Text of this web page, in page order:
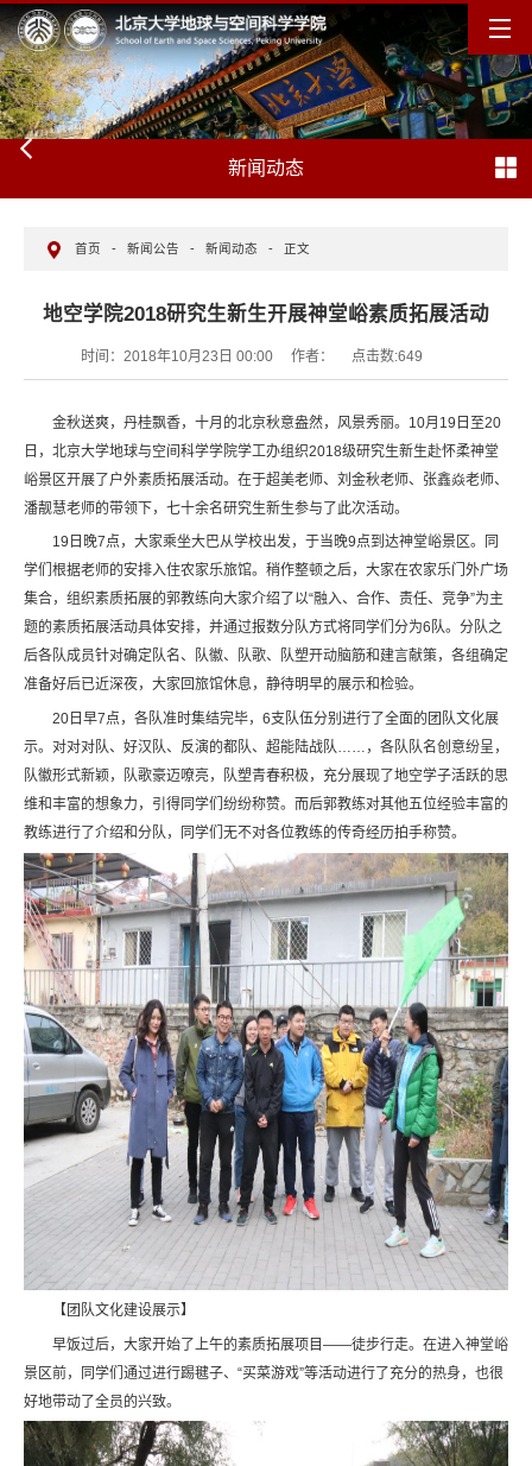
新闻动态
首页 - 新闻公告 - 新闻动态 - 正文
地空学院2018研究生新生开展神堂峪素质拓展活动
时间：2018年10月23日 00:00 作者： 点击数:649
金秋送爽，丹桂飘香，十月的北京秋意盎然，风景秀丽。10月19日至20
日，北京大学地球与空间科学学院学工办组织2018级研究生新生赴怀柔神堂
峪景区开展了户外素质拓展活动。在于超美老师、刘金秋老师、张鑫焱老师、
潘靓慧老师的带领下，七十余名研究生新生参与了此次活动。
19日晚7点，大家乘坐大巴从学校出发，于当晚9点到达神堂峪景区。同
学们根据老师的安排入住农家乐旅馆。稍作整顿之后，大家在农家乐门外广场
集合，组织素质拓展的郭教练向大家介绍了以“融入、合作、责任、竞争”为主
题的素质拓展活动具体安排，并通过报数分队方式将同学们分为6队。分队之
后各队成员针对确定队名、队徽、队歌、队塑开动脑筋和建言献策，各组确定
准备好后已近深夜，大家回旅馆休息，静待明早的展示和检验。
20日早7点，各队准时集结完毕，6支队伍分别进行了全面的团队文化展
示。对对对队、好汉队、反演的都队、超能陆战队……，各队队名创意纷呈，
队徽形式新颖，队歌豪迈嘹亮，队塑青春积极，充分展现了地空学子活跃的思
维和丰富的想象力，引得同学们纷纷称赞。而后郭教练对其他五位经验丰富的
教练进行了介绍和分队，同学们无不对各位教练的传奇经历拍手称赞。
【团队文化建设展示】
早饭过后，大家开始了上午的素质拓展项目——徒步行走。在进入神堂峪
景区前，同学们通过进行踢毽子、“买菜游戏”等活动进行了充分的热身，也很
好地带动了全员的兴致。